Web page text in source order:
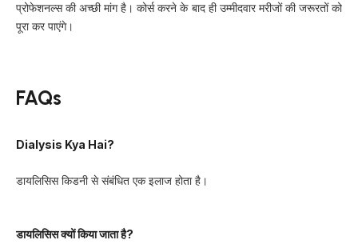
प्रोफेशनल्स की अच्छी मांग है। कोर्स करने के बाद ही उम्मीदवार मरीजों की जरूरतों को
पूरा कर पाएंगे।
FAQs
Dialysis Kya Hai?
डायलिसिस किडनी से संबंधित एक इलाज होता है।
डायलिसिस क्यों किया जाता है?